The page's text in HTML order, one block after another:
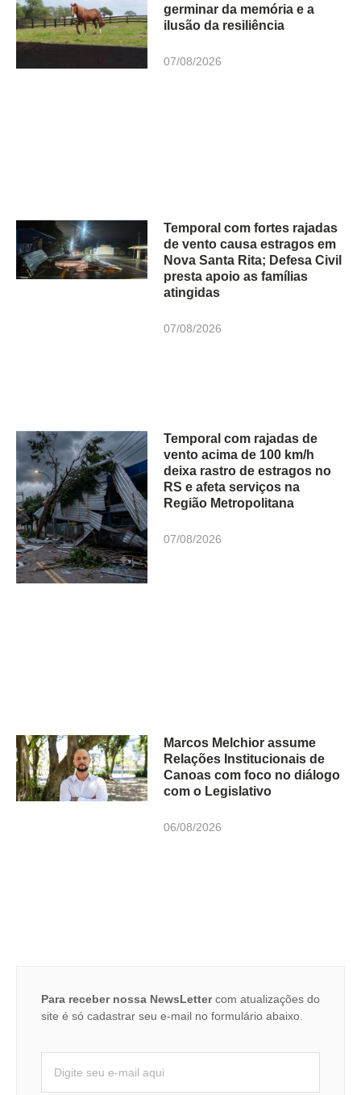
germinar da memória e a
ilusão da resiliência
07/08/2026
Temporal com fortes rajadas
de vento causa estragos em
Nova Santa Rita; Defesa Civil
presta apoio as famílias
atingidas
07/08/2026
Temporal com rajadas de
vento acima de 100 km/h
deixa rastro de estragos no
RS e afeta serviços na
Região Metropolitana
07/08/2026
Marcos Melchior assume
Relações Institucionais de
Canoas com foco no diálogo
com o Legislativo
06/08/2026
Para receber nossa NewsLettercom atualizações do
site é só cadastrar seu e-mail no formulário abaixo.